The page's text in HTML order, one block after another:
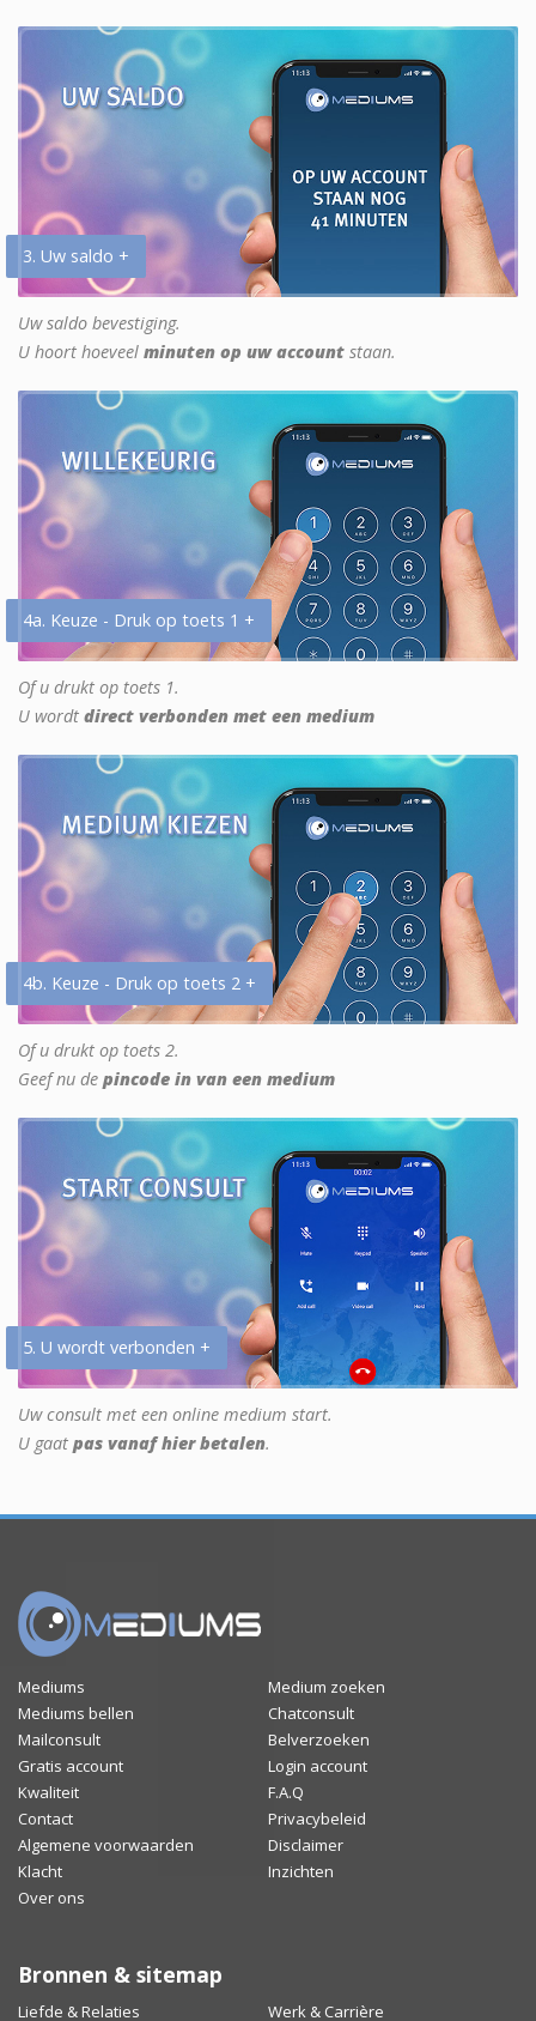
3. Uw saldo +
Uw saldo bevestiging.
U hoort hoeveel minuten op uw account staan.
4a. Keuze - Druk op toets 1 +
Of u drukt op toets 1.
U wordt direct verbonden met een medium
4b. Keuze - Druk op toets 2 +
Of u drukt op toets 2.
Geef nu de pincode in van een medium
5. U wordt verbonden +
Uw consult met een online medium start.
U gaat pas vanaf hier betalen.
Mediums
Medium zoeken
Mediums bellen
Chatconsult
Mailconsult
Belverzoeken
Gratis account
Login account
Kwaliteit
F.A.Q
Contact
Privacybeleid
Algemene voorwaarden
Disclaimer
Klacht
Inzichten
Over ons
Bronnen & sitemap
Liefde & Relaties Werk & Carrière